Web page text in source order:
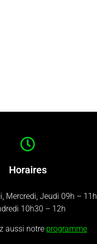
Horaires
Mercredi, Jeudi 09h – 11h
10h30 – 12h
aussi notre programme